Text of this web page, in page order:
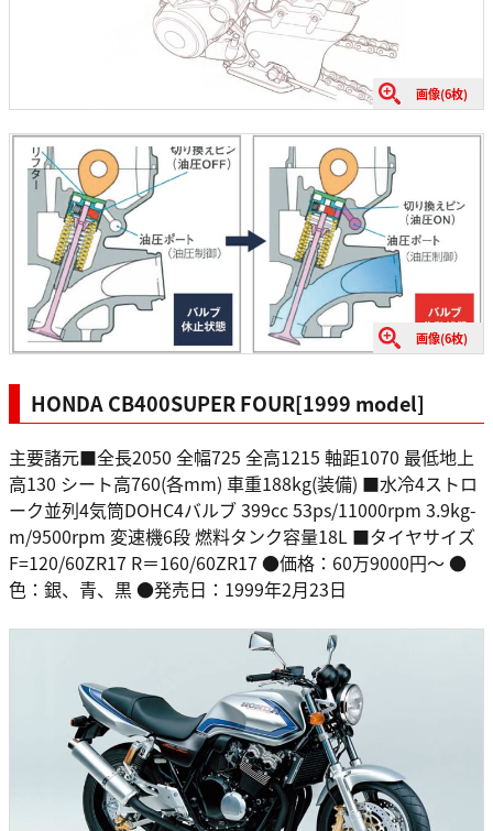
画像(6枚)
画像(6枚)
HONDA CB400SUPER FOUR[1999 model]
主要諸元■全長2050 全幅725 全高1215 軸距1070 最低地上
高130 シート高760(各mm) 車重188kg(装備) ■水冷4ストロ
ーク並列4気筒DOHC4バルブ 399cc 53ps/11000rpm 3.9kg-
m/9500rpm 変速機6段 燃料タンク容量18L ■タイヤサイズ
F=120/60ZR17 R＝160/60ZR17 ●価格：60万9000円〜 ●
色：銀、青、黒 ●発売日：1999年2月23日